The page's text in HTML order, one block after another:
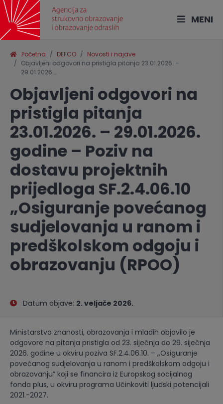
MENI
Početna DEFCO
Novosti i najave
Objavljeni odgovori na pristigla pitanja 23.01.2026. –
29.01.2026.…
Objavljeni odgovori na
pristigla pitanja
23.01.2026. – 29.01.2026.
godine – Poziv na
dostavu projektnih
prijedloga SF.2.4.06.10
„Osiguranje povećanog
sudjelovanja u ranom i
predškolskom odgoju i
obrazovanju (RPOO)
Datum objave: 2. veljače 2026.
Ministarstvo znanosti, obrazovanja i mladih objavilo je
odgovore na pitanja pristigla od 23. siječnja do 29. siječnja
2026. godine u okviru poziva SF.2.4.06.10. – ,,Osiguranje
povećanog sudjelovanja u ranom i predškolskom odgoju i
obrazovanju” koji se financira iz Europskog socijalnog
fonda plus, u okviru programa Učinkoviti ljudski potencijali
2021.-2027.